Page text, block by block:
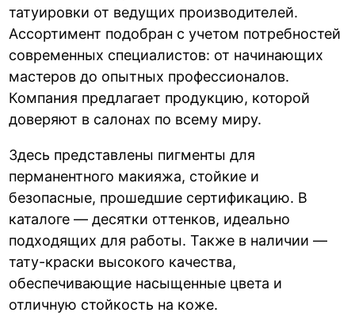
татуировки от ведущих производителей.
Ассортимент подобран с учетом потребностей
современных специалистов: от начинающих
мастеров до опытных профессионалов.
Компания предлагает продукцию, которой
доверяют в салонах по всему миру.
Здесь представлены пигменты для
перманентного макияжа, стойкие и
безопасные, прошедшие сертификацию. В
каталоге — десятки оттенков, идеально
подходящих для работы. Также в наличии —
тату-краски высокого качества,
обеспечивающие насыщенные цвета и
отличную стойкость на коже.